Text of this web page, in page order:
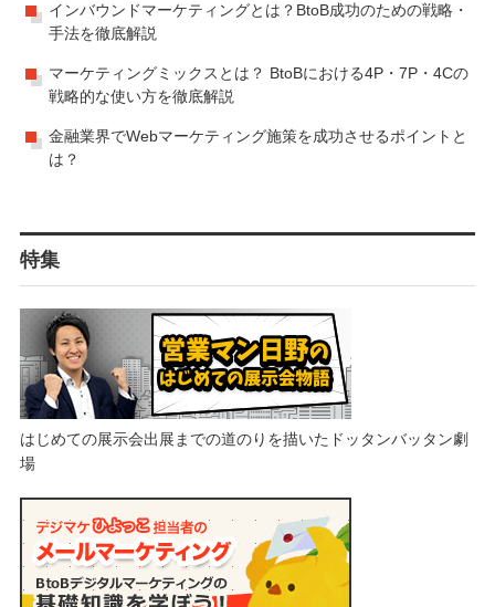
インバウンドマーケティングとは？BtoB成功のための戦略・
手法を徹底解説
マーケティングミックスとは？ BtoBにおける4P・7P・4Cの
戦略的な使い方を徹底解説
金融業界でWebマーケティング施策を成功させるポイントと
は？
特集
はじめての展示会出展までの道のりを描いたドッタンバッタン劇
場